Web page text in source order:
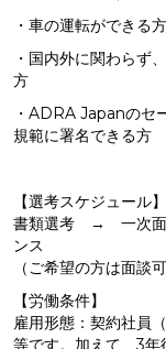
・車の運転ができる方
・国内外に関わらず
方
・ADRA Japanのセ
規範に署名できる方
【選考スケジュール】
書類選考 → 一次
ンス
（ご希望の方は面談可
【労働条件】
雇用形態：契約社員
等です。加えて、3年